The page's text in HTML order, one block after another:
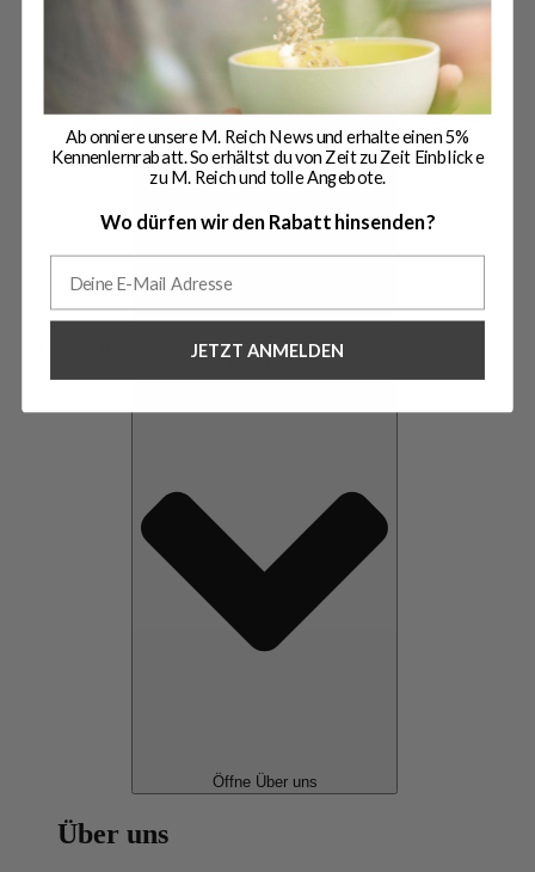
Öffne Über uns
Über uns
Abonniere unsere M. Reich News und erhalte einen 5%
Kennenlernrabatt. So erhältst du von Zeit zu Zeit Einblicke
zu M. Reich und tolle Angebote.
Wo dürfen wir den Rabatt hinsenden?
JETZT ANMELDEN